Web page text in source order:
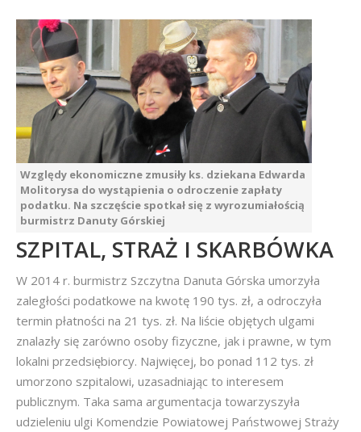
Względy ekonomiczne zmusiły ks. dziekana Edwarda
Molitorysa do wystąpienia o odroczenie zapłaty
podatku. Na szczęście spotkał się z wyrozumiałością
burmistrz Danuty Górskiej
SZPITAL, STRAŻ I SKARBÓWKA
W 2014 r. burmistrz Szczytna Danuta Górska umorzyła
zaległości podatkowe na kwotę 190 tys. zł, a odroczyła
termin płatności na 21 tys. zł. Na liście objętych ulgami
znalazły się zarówno osoby fizyczne, jak i prawne, w tym
lokalni przedsiębiorcy. Najwięcej, bo ponad 112 tys. zł
umorzono szpitalowi, uzasadniając to interesem
publicznym. Taka sama argumentacja towarzyszyła
udzieleniu ulgi Komendzie Powiatowej Państwowej Straży